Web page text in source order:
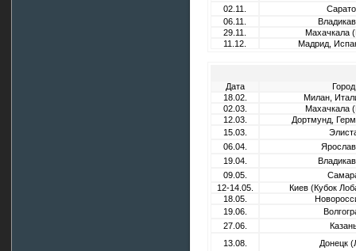
02.11.
06.11.
29.11.
Махачкала
11.12.
Мадрид,
Дата
Город
18.02.
Милан,
02.03.
Махачкала
12.03.
Дортмунд,
15.03.
06.04.
19.04.
09.05.
12-14.05.
Киев (Кубок
18.05.
19.06.
27.06.
13.08.
Донецк